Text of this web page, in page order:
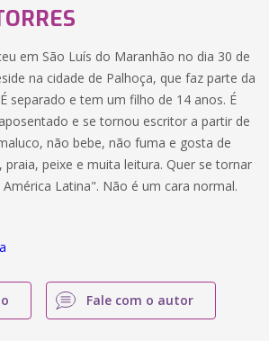
em São Luís do Maranhão no dia 30 de
na cidade de Palhoça, que faz parte da
separado e tem um filho de 14 anos. É
e se tornou escritor a partir de
não bebe, não fuma e gosta de
peixe e muita leitura. Quer se tornar
Latina". Não é um cara normal.
Fale com o autor